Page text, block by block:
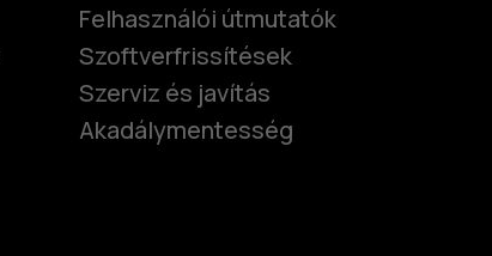
Felhasználói útmutatók
Szoftverfrissítések
Szerviz és javítás
Akadálymentesség